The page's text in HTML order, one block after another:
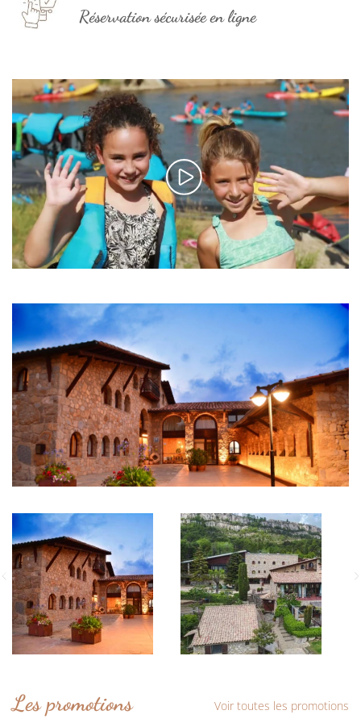
Réservation sécurisée en ligne
Les promotions Voir toutes les promotions